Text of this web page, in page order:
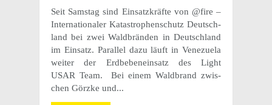
Seit Samstag sind Einsatzkräfte von @fire –
Inter­na­tionaler Katas­tro­phen­schutz Deutsch­
land bei zwei Wald­brän­den in Deutsch­land
im Einsatz. Paral­lel dazu läuft in Venezuela
weiter der Erdbebenein­satz des Light
USAR Team. Bei einem Wald­brand zwis­
chen Görzke und...